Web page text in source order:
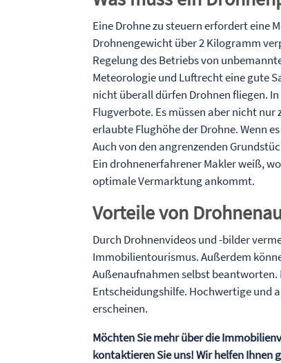
Eine Drohne zu steuern erfordert eine
Drohnengewicht über 2 Kilogramm
Regelung des Betriebs von
Meteorologie und Luftrecht eine gute
nicht überall dürfen Drohnen fliegen.
Flugverbote. Es müssen aber nicht
erlaubte Flughöhe der Drohne. Wenn
Auch von den angrenzenden
Ein drohnenerfahrener Makler weiß,
optimale Vermarktung ankommt.
Vorteile von
Durch Drohnenvideos und -bilder
Immobilientourismus. Außerdem
Außenaufnahmen selbst
Entscheidungshilfe. Hochwertige und
erscheinen.
Möchten Sie mehr über die
kontaktieren Sie uns! Wir helfen Ihnen